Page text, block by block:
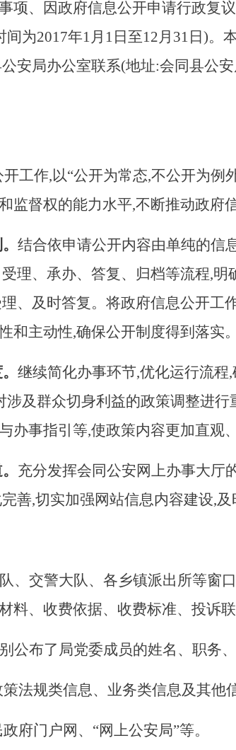
项、因政府信息公开申请行政复
为2017年1月1日至12月31日)。
安局办公室联系(地址:会同县公
工作,以“公开为常态,不公开为例
监督权的能力水平,不断推动政府
结合依申请公开内容由单纯的信
理、承办、答复、归档等流程,
、及时答复。将政府信息公开工
和主动性,确保公开制度得到落实。
继续简化办事环节,优化运行流
涉及群众切身利益的政策调整进
办事指引等,使政策内容更加直观
充分发挥会同公安网上办事大厅
善,切实加强网站信息内容建设,及
、交警大队、各乡镇派出所等窗
料、收费依据、收费标准、投诉
公布了局党委成员的姓名、职务
法规类信息、业务类信息及其他
府门户网、“网上公安局”等。